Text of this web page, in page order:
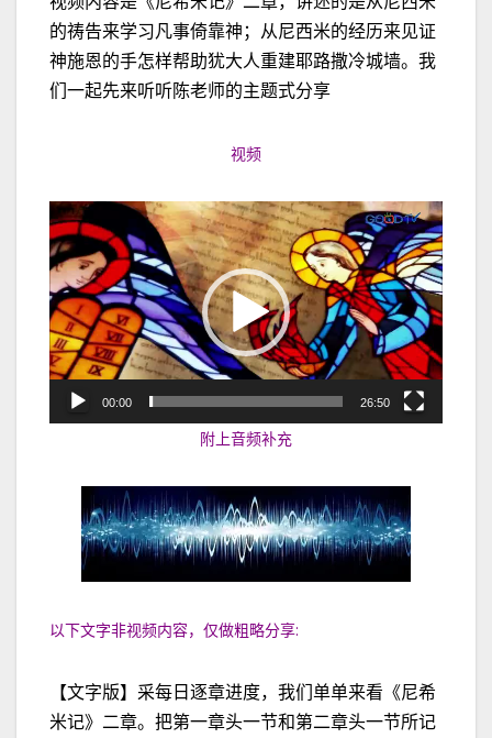
的祷告来学习凡事倚靠神；从尼西米的经历来见证
神施恩的手怎样帮助犹大人重建耶路撒冷城墙。我
们一起先来听听陈老师的主题式分享
视频
视
频
播
放
器
00:00 26:50
附上音频补充
以下文字非视频内容，仅做粗略分享:
【文字版】采每日逐章进度，我们单单来看《尼希
米记》二章。把第一章头一节和第二章头一节所记